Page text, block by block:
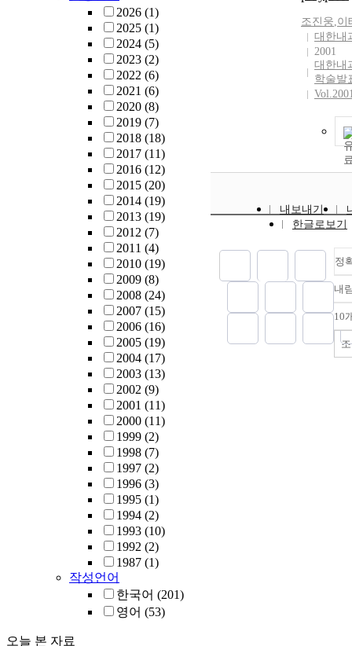
2026 (1)
2025 (1)
2024 (5)
2023 (2)
2022 (6)
2021 (6)
2020 (8)
2019 (7)
2018 (18)
2017 (11)
2016 (12)
2015 (20)
2014 (19)
2013 (19)
2012 (7)
2011 (4)
2010 (19)
2009 (8)
2008 (24)
2007 (15)
2006 (16)
2005 (19)
2004 (17)
2003 (13)
2002 (9)
2001 (11)
2000 (11)
1999 (2)
1998 (7)
1997 (2)
1996 (3)
1995 (1)
1994 (2)
1993 (10)
1992 (2)
1987 (1)
작성언어
한국어 (201)
영어 (53)
오늘 본 자료
budget of
Result of
disaster
regional
basis ,
53.439)
spending
recovery
billion
(total
was
value. It
of
516)
examine
and result
effect after
조진웅,이
대한내
2001
대한내
학술발
내보내기
한글로보기
정
내
10